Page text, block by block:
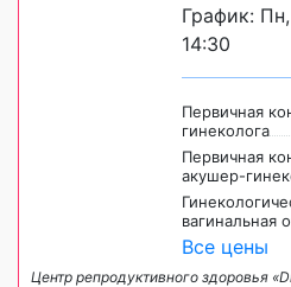
График:
14:30
Первичная
гинеколога
Первичная
акушер-
вагинальная
Все цены
Центр репродуктивного здоровья